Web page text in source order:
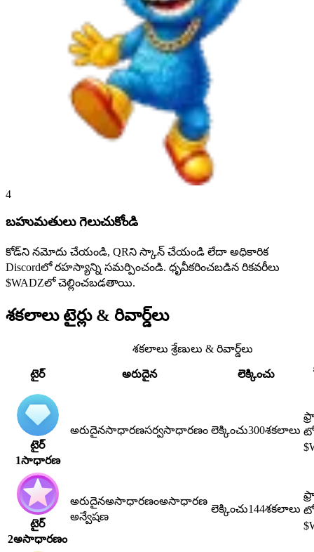
4
బహుమతులు గెలుచుకోండి
కోడ్‌ని నమోదు చేయండి, QRని స్కాన్ చేయండి లేదా అధికారిక
Discordలో రహస్యాన్ని సమర్పించండి. ధృవీకరించబడిన రికవరీలు
$WADZలో చెల్లించబడతాయి.
శకలాలు టైర్లు & రివార్డ్‌లు
శకలాలు శ్రేణులు & రివార్డ్‌లు
టైర్ అరుదైన లెక్కించు
టైర్
1సాధారణ
అరుదైనసాధారణసర్వసాధారణం లెక్కించు300శకలాలు
టైర్
2అసాధారణం
అరుదైనఅసాధారణంఅసాధారణ
అన్వేషణ
లెక్కించు144శకలాలు